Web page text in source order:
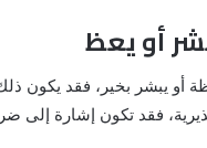
أو يعظ
أو يبشر بخير، فقد يكون
فقد تكون إشارة إلى